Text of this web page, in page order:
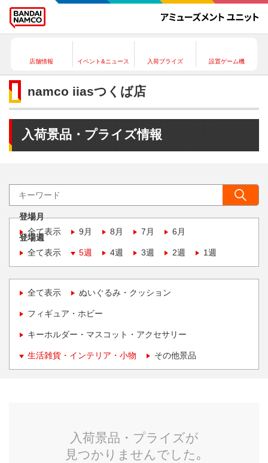
店舗情報 イベント&ニュース 入荷プライズ 設置ゲーム機
namco iiasつくば店
入荷景品・プライズ情報
登場月
全て表示
9月 8月 7月 6月
登場週
全て表示
5週 4週 3週 2週 1週
全て表示 ぬいぐるみ・クッション
フィギュア・ホビー
キーホルダー・マスコット・アクセサリー
生活雑貨・インテリア・小物 その他景品